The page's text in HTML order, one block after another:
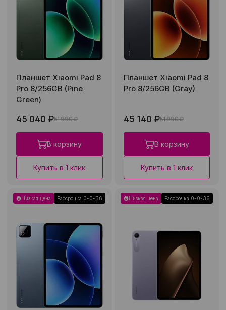
Планшет Xiaomi Pad 8
Pro 8/256GB (Pine
Green)
45 040 ₽51 990 ₽
В корзину
Купить в 1 клик
Планшет Xiaomi Pad 8
Pro 8/256GB (Gray)
45 140 ₽51 990 ₽
В корзину
Купить в 1 клик
Низкая цена Рассрочка 0-0-36 Низкая цена Рассрочка 0-0-36